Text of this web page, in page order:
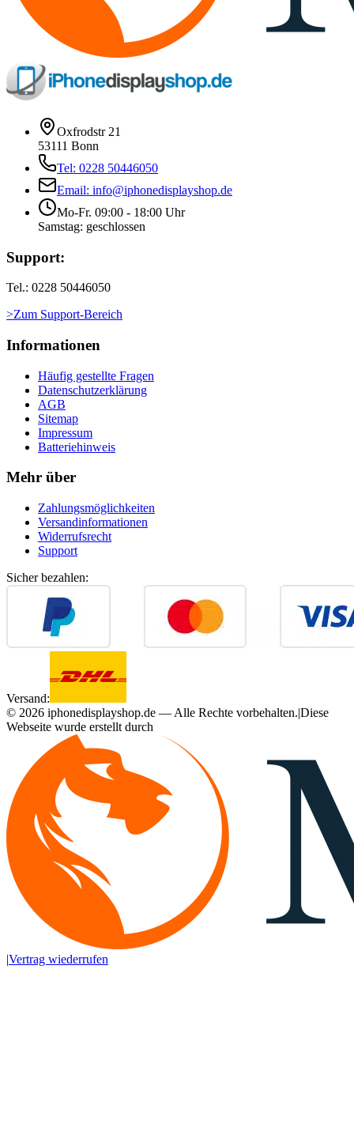
Oxfrodstr 21
53111 Bonn
Tel: 0228 50446050
Email: info@iphonedisplayshop.de
Mo-Fr. 09:00 - 18:00 Uhr
Samstag: geschlossen
Support:
Tel.: 0228 50446050
>Zum Support-Bereich
Informationen
Häufig gestellte Fragen
Datenschutzerklärung
AGB
Sitemap
Impressum
Batteriehinweis
Mehr über
Zahlungsmöglichkeiten
Versandinformationen
Widerrufsrecht
Support
Sicher bezahlen:
Versand:
© 2026 iphonedisplayshop.de — Alle Rechte vorbehalten.|Diese
Webseite wurde erstellt durch
|Vertrag wiederrufen